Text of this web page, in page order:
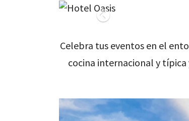
Celebra tus eventos en el
cocina internacional y